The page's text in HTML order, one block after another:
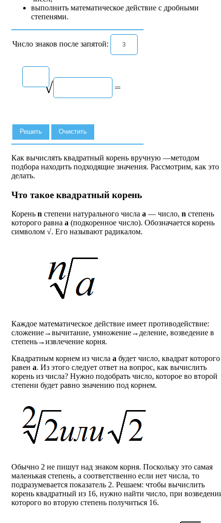
выполнить математическое действие с дробными
степенями.
Число знаков после запятой:
√
Как вычислять квадратный корень вручную —методом
подбора находить подходящие значения. Рассмотрим, как это
делать.
Что такое квадратный корень
Корень n степени натурального числа a — число, n степень
которого равна a (подкоренное число). Обозначается корень
символом √. Его называют радикалом.
Каждое математическое действие имеет противодействие:
сложение→вычитание, умножение→деление, возведение в
степень→извлечение корня.
Квадратным корнем из числа a будет число, квадрат которого
равен a. Из этого следует ответ на вопрос, как вычислить
корень из числа? Нужно подобрать число, которое во второй
степени будет равно значению под корнем.
Обычно 2 не пишут над знаком корня. Поскольку это самая
маленькая степень, а соответственно если нет числа, то
подразумевается показатель 2. Решаем: чтобы вычислить
корень квадратный из 16, нужно найти число, при
которого во вторую степень получиться 16.